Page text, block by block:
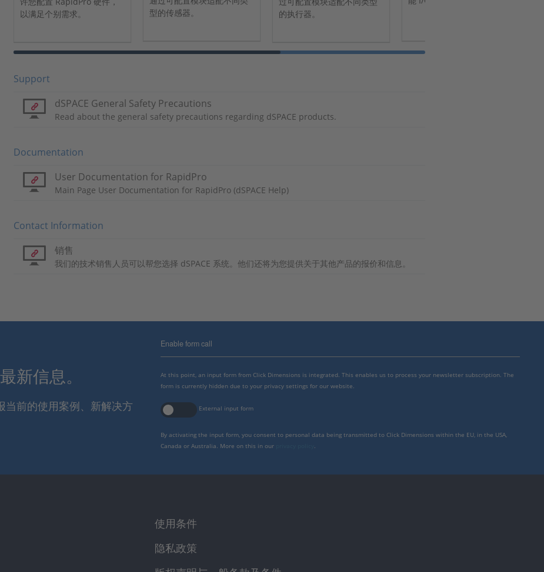
以满足个别需求。
型的传感器。
的执行器。
Support
dSPACE General Safety Precautions
Read about the general safety precautions regarding dSPACE products.
Documentation
User Documentation for RapidPro
Main Page User Documentation for RapidPro (dSPACE Help)
Contact Information
销售
我们的技术销售人员可以帮您选择 dSPACE 系统。他们还将为您提供关于其他产品的报价和信息。
新信息。
当前的使用案例、新解决方
Enable form call
At this point, an input form from Click Dimensions is integrated. This enables us to process your newsletter subscription. The
form is currently hidden due to your privacy settings for our website.
External input form
By activating the input form, you consent to personal data being transmitted to Click Dimensions within the EU, in the USA,
Canada or Australia. More on this in our
使用条件
隐私政策